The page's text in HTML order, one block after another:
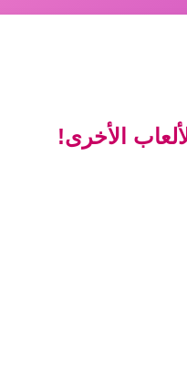
الأخرى!